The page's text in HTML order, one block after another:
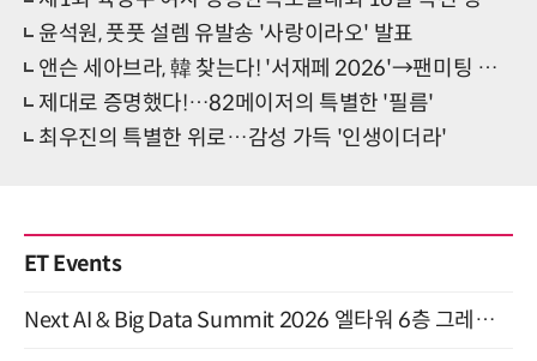
윤석원, 풋풋 설렘 유발송 '사랑이라오' 발표
앤슨 세아브라, 韓 찾는다! '서재페 2026'→팬미팅 출격
제대로 증명했다!…82메이저의 특별한 '필름'
최우진의 특별한 위로…감성 가득 '인생이더라'
ET Events
Next AI & Big Data Summit 2026 엘타워 6층 그레이스홀 개최 (9/18)